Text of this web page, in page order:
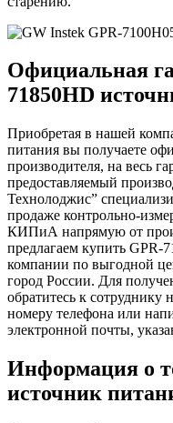
Официальная
71850HD
Приобретая в нашей
питания вы получаете
производителя, на весь
предоставляемый
Технолоджис”
продаже контрольно-
КИПиА напрямую от
предлагаем купить GPR-
компании по выгодной
город России. Для
обратитесь к
номеру телефона или
электронной почты,
Информация о
источник